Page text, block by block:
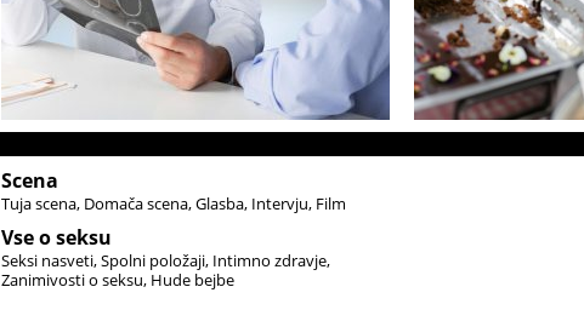
Scena
Tuja scena Domača scena Glasba Intervju Film
Vse o seksu
Seksi nasveti Spolni položaji Intimno zdravje
Zanimivosti o seksu Hude bejbe